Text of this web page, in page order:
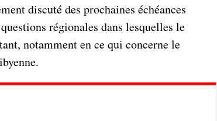
discuté des prochaines échéances
régionales dans lesquelles le
notamment en ce qui concerne le